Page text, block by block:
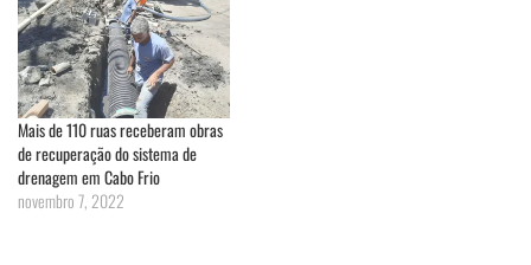
Mais de 110 ruas receberam obras
de recuperação do sistema de
drenagem em Cabo Frio
novembro 7, 2022